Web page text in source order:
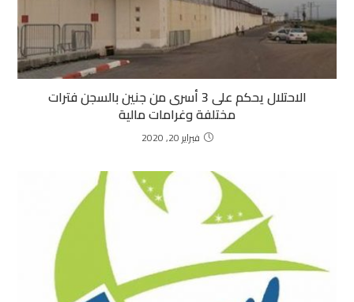
الاحتلال يحكم على 3 أسرى من جنين بالسجن فترات
مختلفة وغرامات مالية
فبراير 20, 2020